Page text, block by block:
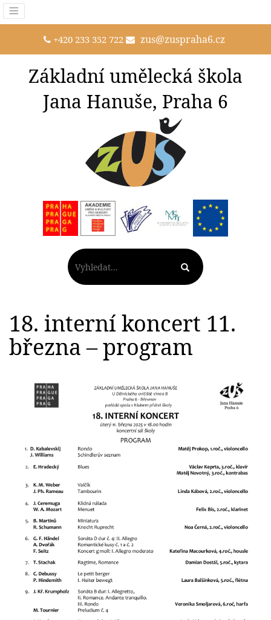
+420 233 352 722 zus@zuspraha6.cz
Základní umělecká škola
Jana Hanuše, Praha 6
18. interní koncert 11.
března – program